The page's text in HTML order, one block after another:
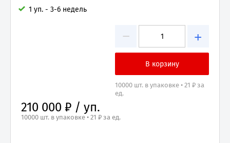
1 уп. - 3-6 недель
− +
10000 шт. в упаковке • 21 ₽ за
ед.
210 000 ₽ / уп.
10000 шт. в упаковке • 21 ₽ за ед.